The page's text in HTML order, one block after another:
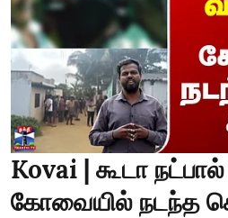
Kovai | கூடா
கோவையில் நடந்த